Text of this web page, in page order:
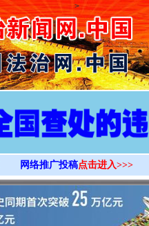
>
网络推广投稿点击进入>>>